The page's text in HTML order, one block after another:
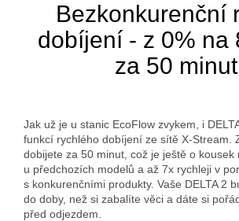
Bezkonkurenční
dobíjení - z 0% na
za 50 minut
Jak už je u stanic EcoFlow zvykem, i
funkcí rychlého dobíjení ze sítě X-Stream.
dobijete za 50 minut, což je ještě o kousek
u předchozích modelů a až 7x rychleji v
s konkurenčními produkty. Vaše DELTA 2
do doby, než si zabalíte věci a dáte si
před odjezdem.